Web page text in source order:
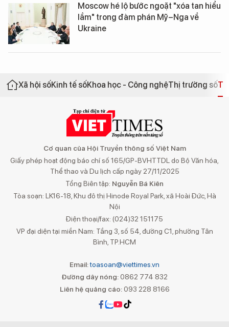
Moscow hé lộ bước ngoặt "xóa tan hiểu
lầm" trong đàm phán Mỹ–Nga về
Ukraine
Xã hội sốKinh tế sốKhoa học - Công nghệThị trường số
Cơ quan của Hội Truyền thông số Việt Nam
Giấy phép hoạt động báo chí số 165/GP-BVHTTDL do Bộ Văn hóa,
Thể thao và Du lịch cấp ngày 27/11/2025
Tổng Biên tập: Nguyễn Bá Kiên
Tòa soạn: LK16-18, Khu đô thị Hinode Royal Park, xã Hoài Đức, Hà
Nội
Điện thoại/fax: (024)32 151175
VP đại diện tại miền Nam: Tầng 3, số 54, đường C1, phường Tân
Bình, TP.HCM
Email:toasoan@viettimes.vn
Đường dây nóng: 0862 774 832
Liên hệ quảng cáo:093 228 8166